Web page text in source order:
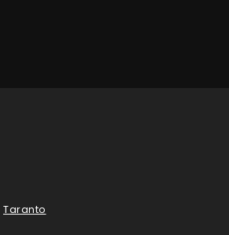
Taranto